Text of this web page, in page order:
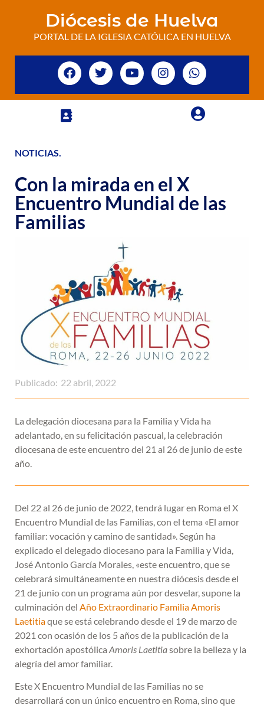
Diócesis de Huelva
PORTAL DE LA IGLESIA CATÓLICA EN HUELVA
NOTICIAS.
Con la mirada en el X
Encuentro Mundial de las
Familias
Publicado: 22 abril, 2022
La delegación diocesana para la Familia y Vida ha
adelantado, en su felicitación pascual, la celebración
diocesana de este encuentro del 21 al 26 de junio de este
año.
Del 22 al 26 de junio de 2022, tendrá lugar en Roma el X
Encuentro Mundial de las Familias, con el tema «El amor
familiar: vocación y camino de santidad». Según ha
explicado el delegado diocesano para la Familia y Vida,
José Antonio García Morales, «este encuentro, que se
celebrará simultáneamente en nuestra diócesis desde el
21 de junio con un programa aún por desvelar, supone la
culminación del Año Extraordinario Familia Amoris
Laetitiaque se está celebrando desde el 19 de marzo de
2021 con ocasión de los 5 años de la publicación de la
exhortación apostólica Amoris Laetitiasobre la belleza y la
alegría del amor familiar.
Este X Encuentro Mundial de las Familias no se
desarrollará con un único encuentro en Roma, sino que